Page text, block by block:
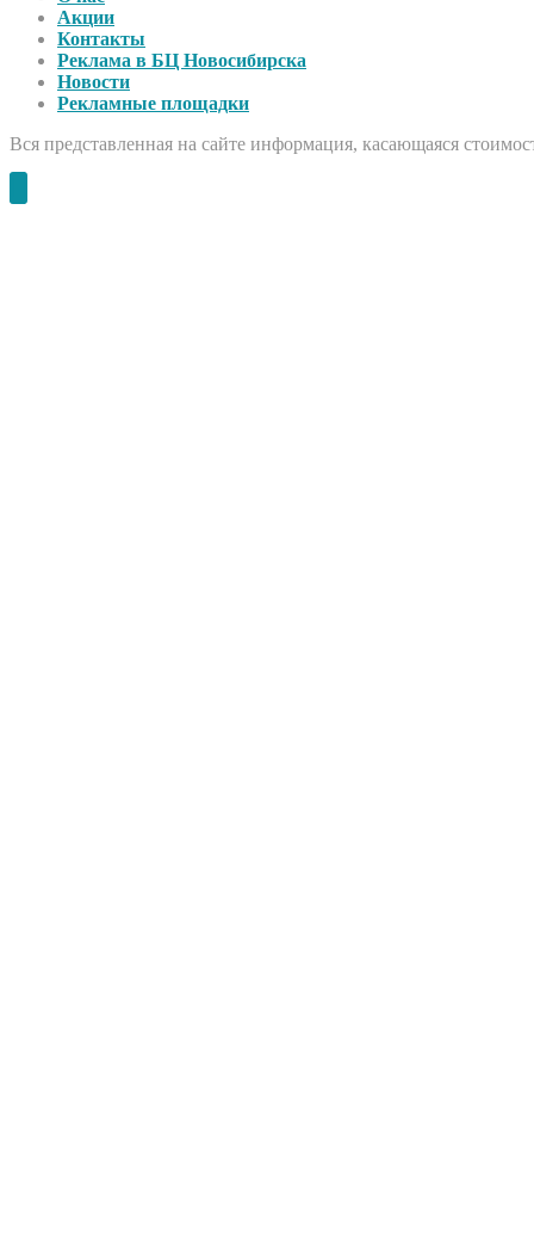
Акции
Контакты
Реклама в БЦ Новосибирска
Новости
Рекламные площадки
Вся представленная на сайте информация, касающаяся